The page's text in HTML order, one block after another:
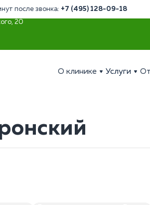
после звонка: +7 (495) 128-09-18
20
О клинике Услуги